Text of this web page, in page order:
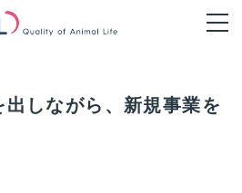
しながら、新規事業を